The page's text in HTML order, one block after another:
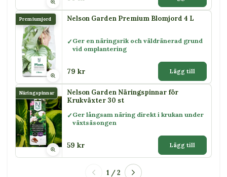
Premiumjord Nelson Garden Premium Blomjord 4 L
Ger en näringsrik och väldränerad grund
vid omplantering
79 kr Lägg till
Näringspinnar
Nelson Garden Näringspinnar för
Krukväxter 30 st
Ger långsam näring direkt i krukan under
växtsäsongen
59 kr Lägg till
1 / 2